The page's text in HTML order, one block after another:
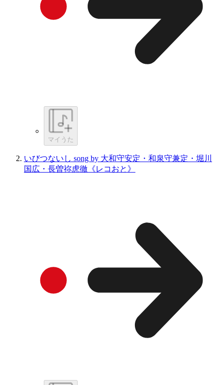
マイうた
いびつないし song by 大和守安定・和泉守兼定・堀川
国広・長曽祢虎徹《レコおと》